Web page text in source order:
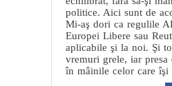
politice. Aici sunt de
Mi-aş dori ca regulile
Europei Libere sau
aplicabile şi la noi. Şi
vremuri grele, iar presa
în mâinile celor care îşi